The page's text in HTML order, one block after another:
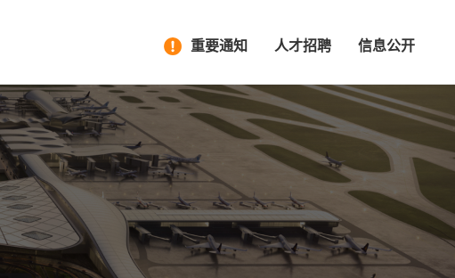
信息公开
人才招聘
重要通知